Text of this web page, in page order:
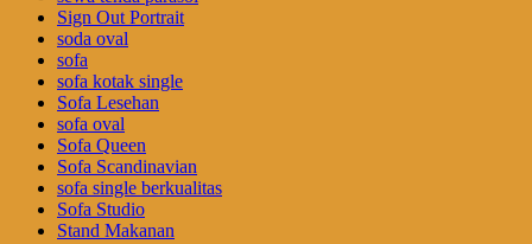
Sign Out Portrait
soda oval
sofa
sofa kotak single
Sofa Lesehan
sofa oval
Sofa Queen
Sofa Scandinavian
sofa single berkualitas
Sofa Studio
Stand Makanan